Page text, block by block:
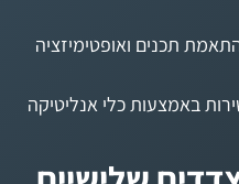
תכנים ואופטימיזציה
באמצעות כלי אנליטיקה